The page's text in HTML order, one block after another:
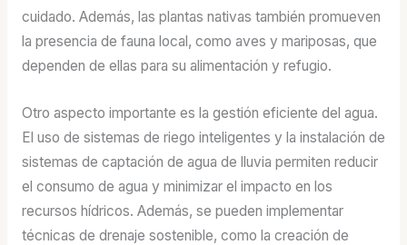
cuidado. Además, las plantas nativas también promueven
la presencia de fauna local, como aves y mariposas, que
dependen de ellas para su alimentación y refugio.
Otro aspecto importante es la gestión eficiente del agua.
El uso de sistemas de riego inteligentes y la instalación de
sistemas de captación de agua de lluvia permiten reducir
el consumo de agua y minimizar el impacto en los
recursos hídricos. Además, se pueden implementar
técnicas de drenaje sostenible, como la creación de